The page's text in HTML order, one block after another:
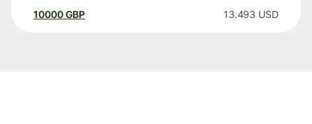
10000 GBP 13.493 USD